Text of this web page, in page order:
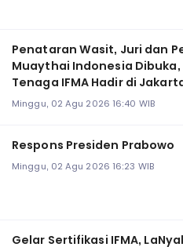
Penataran Wasit, Juri dan
Muaythai Indonesia Dibuka,
Tenaga IFMA Hadir di
Minggu, 02 Agu 2026 16:40 WIB
Respons Presiden Prabowo
Minggu, 02 Agu 2026 16:23 WIB
Gelar Sertifikasi IFMA,